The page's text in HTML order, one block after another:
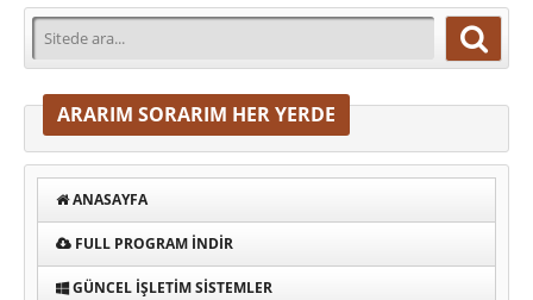
ARARIM SORARIM HER YERDE
ANASAYFA
FULL PROGRAM INDIR
GÜNCEL İŞLETIM SISTEMLER